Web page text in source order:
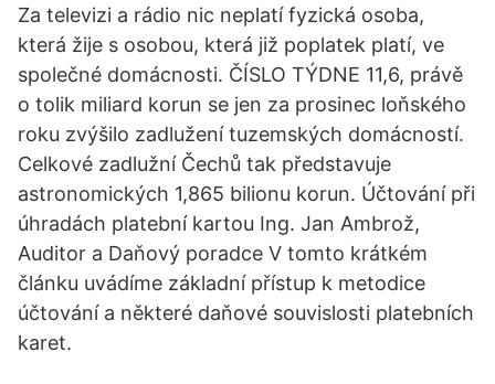
Za televizi a rádio nic neplatí fyzická osoba,
která žije s osobou, která již poplatek platí, ve
společné domácnosti. ČÍSLO TÝDNE 11,6, právě
o tolik miliard korun se jen za prosinec loňského
roku zvýšilo zadlužení tuzemských domácností.
Celkové zadlužní Čechů tak představuje
astronomických 1,865 bilionu korun. Účtování při
úhradách platební kartou Ing. Jan Ambrož,
Auditor a Daňový poradce V tomto krátkém
článku uvádíme základní přístup k metodice
účtování a některé daňové souvislosti platebních
karet.